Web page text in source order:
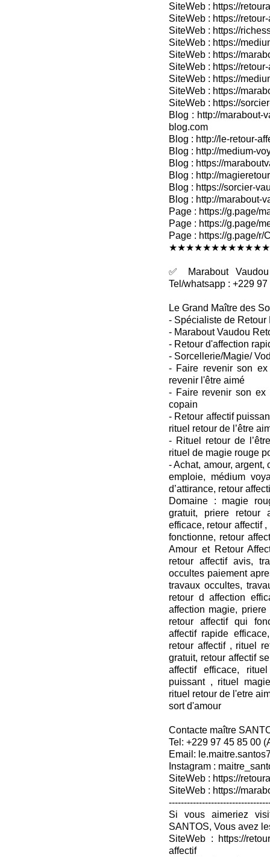
SiteWeb : https://
SiteWeb : https://
SiteWeb : https://
SiteWeb : https://
SiteWeb : https://
SiteWeb : https://
SiteWeb : https://
SiteWeb : https://
SiteWeb : https://
Blog : http://marabout-
blog.com
Blog : http://le-retour-
Blog : http://medium-
Blog : https://
Blog : http://
Blog : https://sorcier-
Blog : http://marabout-
Page : https://g.page/
Page : https://g.page/
Page : https://g.page/
✅ Marabout
Tel/whatsapp : +229
Le Grand Maître des
- Spécialiste de Retour
- Marabout Vaudou
- Retour d'affection
- Sorcellerie/Magie/
- Faire revenir son
revenir l'être aimé
- Faire revenir son ex
copain
- Retour affectif
rituel retour de l’être
- Rituel retour de
rituel de magie rouge
- Achat, amour,
emploie, médium
d’attirance, retour
Domaine : magie
gratuit, priere retour
efficace, retour affectif
fonctionne, retour
Amour et Retour
retour affectif avis,
occultes paiement
travaux occultes,
retour d affection
affection magie,
retour affectif qui
affectif rapide
retour affectif , rituel
gratuit, retour affectif
affectif efficace,
puissant , rituel
rituel retour de l'etre
sort d'amour
Contacte maître
Tel: +229 97 45 85 00
Email:
Instagram :
SiteWeb : https://
SiteWeb : https://
Si vous aimeriez
SANTOS, Vous avez
SiteWeb : https://
affectif